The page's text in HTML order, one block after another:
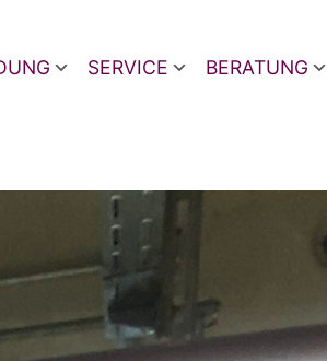
SERVICE BERATUNG